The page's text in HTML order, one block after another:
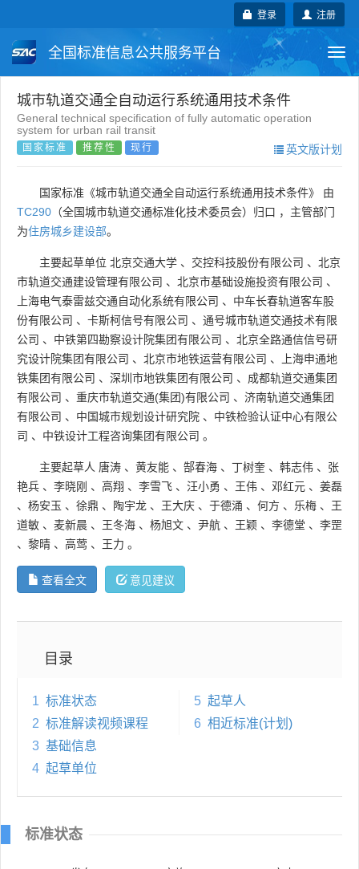
注册
登录
全国标准信息公共服务平台
国家标准 行业标准 地方标准
团体标准 企业标准
城市轨道交通全自动运行系统通用技术条件
General technical specification of fully automatic operation
system for urban rail transit
国家标准 推荐性 现行 英文版计划
国家标准《城市轨道交通全自动运行系统通用技术条件》 由
TC290 （全国城市轨道交通标准化技术委员会）归口 ，主管部门
为住房城乡建设部。
主要起草单位 北京交通大学 、 交控科技股份有限公司 、 北京
市轨道交通建设管理有限公司 、 北京市基础设施投资有限公司 、
上海电气泰雷兹交通自动化系统有限公司 、 中车长春轨道客车股
份有限公司 、 卡斯柯信号有限公司 、 通号城市轨道交通技术有限
公司 、 中铁第四勘察设计院集团有限公司 、 北京全路通信信号研
究设计院集团有限公司 、 北京市地铁运营有限公司 、
上海申通地
铁集团有限公司 、 深圳市地铁集团有限公司 、 成都轨道交通集团
有限公司 、 重庆市轨道交通(集团)有限公司 、 济南轨道交通集团
有限公司 、 中国城市规划设计研究院 、 中铁检验认证中心有限公
司 、 中铁设计工程咨询集团有限公司 。
主要起草人 唐涛 、 黄友能 、 郜春海 、 丁树奎 、 韩志伟 、 张
艳兵 、 李晓刚 、 高翔 、 李雪飞 、 汪小勇 、 王伟 、 邓红元 、 姜磊
、 杨安玉 、 徐鼎 、 陶宇龙 、 王大庆 、 于德涌 、 何方 、 乐梅 、 王
道敏 、 麦新晨 、 王冬海 、 杨旭文 、 尹航 、 王颖 、 李德堂 、 李罡
、 黎晴 、 高莺 、 王力 。
查看全文 意见建议
目录
1 标准状态
2 标准解读视频课程
3 基础信息
4 起草单位
5 起草人
6 相近标准(计划)
标准状态